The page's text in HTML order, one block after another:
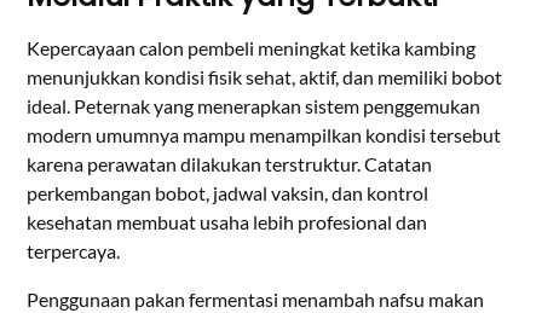
Kepercayaan calon pembeli meningkat ketika kambing
menunjukkan kondisi fisik sehat, aktif, dan memiliki bobot
ideal. Peternak yang menerapkan sistem penggemukan
modern umumnya mampu menampilkan kondisi tersebut
karena perawatan dilakukan terstruktur. Catatan
perkembangan bobot, jadwal vaksin, dan kontrol
kesehatan membuat usaha lebih profesional dan
terpercaya.
Penggunaan pakan fermentasi menambah nafsu makan